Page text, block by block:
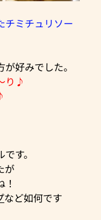
チミチュリソー
好みでした。
り♪
す。
が
など如何です